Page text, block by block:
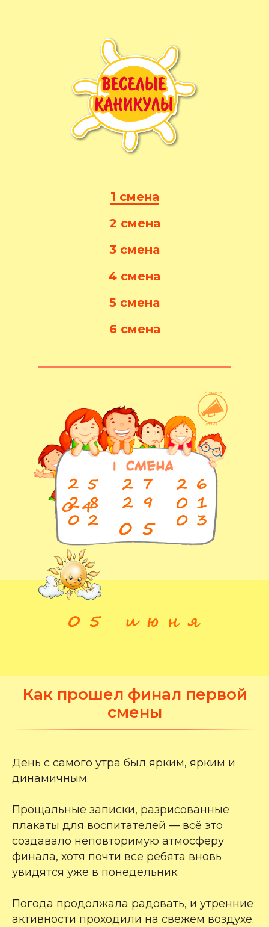
1 смена
2 смена
3 смена
4 смена
5 смена
6 смена
Как прошел финал первой
смены
День с самого утра был ярким, ярким и
динамичным.
Прощальные записки, разрисованные
плакаты для воспитателей — всё это
создавало неповторимую атмосферу
финала, хотя почти все ребята вновь
увидятся уже в понедельник.
Погода продолжала радовать, и утренние
активности проходили на свежем воздухе.